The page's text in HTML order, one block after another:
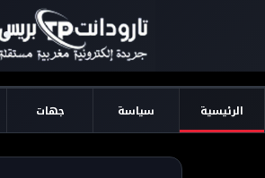
الرئيسية سياسة جهات